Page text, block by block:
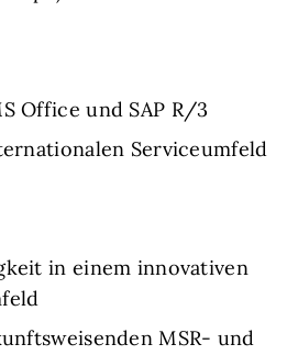
Office und SAP R/3
Serviceumfeld
in einem innovativen
MSR- und